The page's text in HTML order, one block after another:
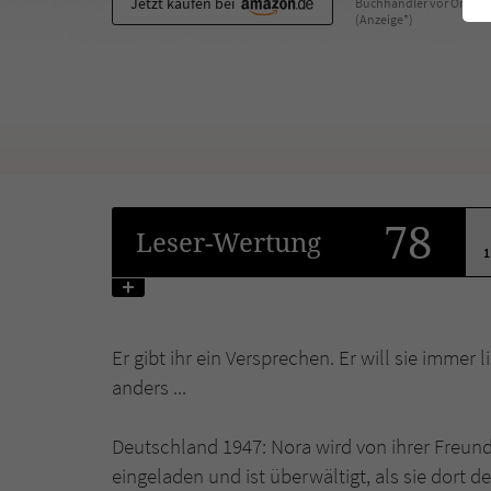
(Anzeige*)
Leser-Wertung 78
1
Er gibt ihr ein Versprechen. Er will sie
anders ...
Deutschland 1947: Nora wird von ihrer
eingeladen und ist überwältigt, als sie dort